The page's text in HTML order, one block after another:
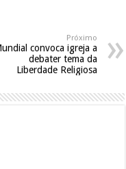
Próximo
convoca igreja a
debater tema da
Liberdade Religiosa